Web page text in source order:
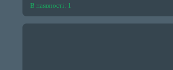
В наявності: 1